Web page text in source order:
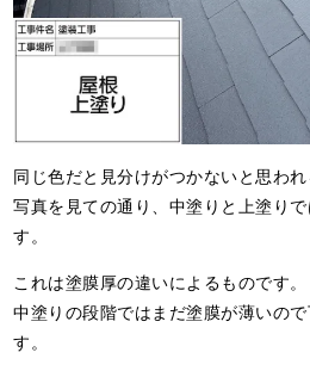
同じ色だと見分けがつかないと思わ
写真を見ての通り、中塗りと上塗り
す。
これは塗膜厚の違いによるものです。
中塗りの段階ではまだ塗膜が薄いの
す。